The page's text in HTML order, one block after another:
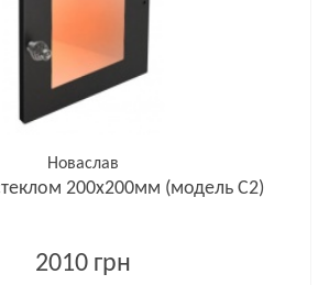
Новаслав
200х200мм (модель С2)
2010 грн